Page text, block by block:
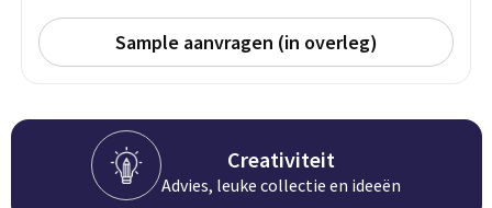
Sample aanvragen (in overleg)
Creativiteit
Advies, leuke collectie en ideeën